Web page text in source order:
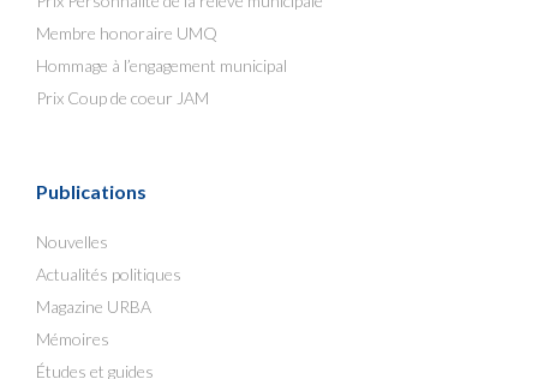
Membre honoraire UMQ
Hommage à l’engagement municipal
Prix Coup de coeur JAM
Publications
Nouvelles
Actualités politiques
Magazine URBA
Mémoires
Études et guides